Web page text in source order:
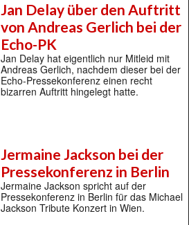
Jan Delay über den Auftritt
von Andreas Gerlich bei der
Echo-PK
Jan Delay hat eigentlich nur Mitleid mit
Andreas Gerlich, nachdem dieser bei der
Echo-Pressekonferenz einen recht
bizarren Auftritt hingelegt hatte.
Jermaine Jackson bei der
Pressekonferenz in Berlin
Jermaine Jackson spricht auf der
Pressekonferenz in Berlin für das Michael
Jackson Tribute Konzert in Wien.